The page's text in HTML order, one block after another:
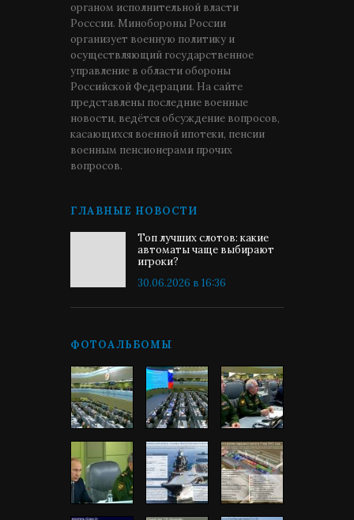
органом исполнительной власти
Росссии. Минобороны России
организует военную политику и
осуществляющий государственное
управление в области обороны
Российской Федерации. На сайте
представлены последние военные
новости, ведётся обсуждение вопросов,
касающихся военной ипотеки, пенсии
военным пенсионерами прочих
вопросов.
ГЛАВНЫЕ НОВОСТИ
Топ лучших слотов: какие
автоматы чаще выбирают
игроки?
30.06.2026 в 16:36
ФОТОАЛЬБОМЫ